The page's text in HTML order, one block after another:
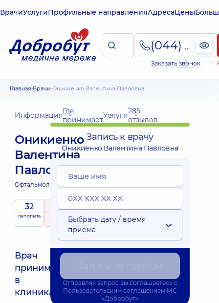
ВрачиУслугиПрофильные направленияАдресаЦены
(044) 495-2-888
Заказать звонок
Главная Врачи Оникиенко Валентина Павловна
ИнформацияГде
принимаетУслуги285
отзывов
Оникиенко
Валентина
Павловна
Офтальмолог;Офтальмолог детский;
32
лет опыта
5 / 5
рейтингна основе
285 отзывов
принимает
детей
Врач
принимает
в
клиниках:
Ближайшее время приема: Завтра о 10:00
Запись к врачу
Оникиенко Валентина Павловна
Выбрать дату / время
приема
Отправляя запрос вы соглашаетесь с
Пользовательским соглашением МС
«Добробут»